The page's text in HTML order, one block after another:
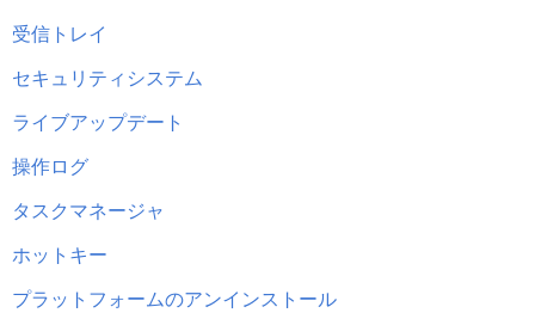
受信トレイ
セキュリティシステム
ライブアップデート
操作ログ
タスクマネージャ
ホットキー
プラットフォームのアンインストール